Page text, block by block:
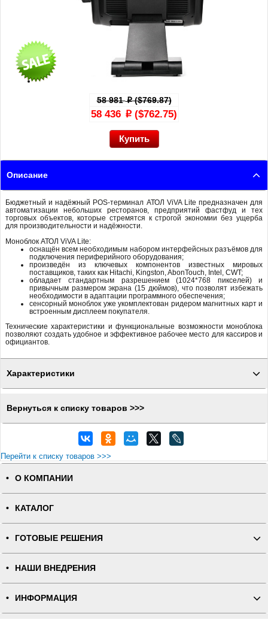
58 981p($769.87)
58 436 p ($762.75)
Описание
Бюджетный и надёжный POS-терминал АТОЛ ViVA Lite предназначен для
автоматизации небольших ресторанов, предприятий фастфуд и тех
торговых объектов, которые стремятся к строгой экономии без ущерба
для производительности и надёжности.
Моноблок АТОЛ ViVA Lite:
оснащён всем необходимым набором интерфейсных разъёмов для
подключения периферийного оборудования;
произведён из ключевых компонентов известных мировых
поставщиков, таких как Hitachi, Kingston, AbonTouch, Intel, CWT;
обладает стандартным разрешением (1024*768 пикселей) и
привычным размером экрана (15 дюймов), что позволят избежать
необходимости в адаптации программного обеспечения;
сенсорный моноблок уже укомплектован ридером магнитных карт и
встроенным дисплеем покупателя.
Технические характеристики и функциональные возможности моноблока
позволяют создать удобное и эффективное рабочее место для кассиров и
официантов.
Характеристики
Вернуться к списку товаров >>>
Перейти к списку товаров >>>
О КОМПАНИИ
КАТАЛОГ
ГОТОВЫЕ РЕШЕНИЯ
НАШИ ВНЕДРЕНИЯ
ИНФОРМАЦИЯ